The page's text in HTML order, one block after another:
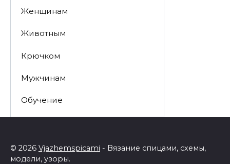
Женщинам
Животным
Крючком
Мужчинам
Обучение
© 2026 Vjazhemspicami - Вязание спицами, схемы,
модели, узоры.